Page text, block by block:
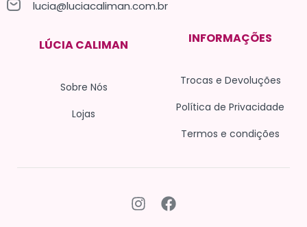
lucia@luciacaliman.com.br
LÚCIA CALIMAN
Sobre Nós
Lojas
INFORMAÇÕES
Trocas e Devoluções
Política de Privacidade
Termos e condições